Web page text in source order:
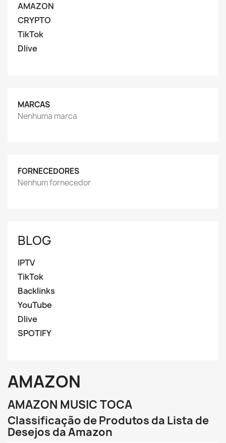
AMAZON
CRYPTO
TikTok
Dlive
MARCAS
Nenhuma marca
FORNECEDORES
Nenhum fornecedor
BLOG
IPTV
TikTok
Backlinks
YouTube
Dlive
SPOTIFY
AMAZON
AMAZON MUSIC TOCA
Classificação de Produtos da Lista de
Desejos da Amazon